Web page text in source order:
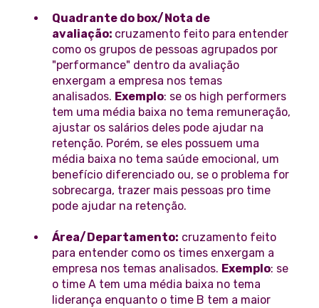
Quadrante do box/Nota de
avaliação: cruzamento feito para entender
como os grupos de pessoas agrupados por
"performance" dentro da avaliação
enxergam a empresa nos temas
analisados. Exemplo: se os high performers
tem uma média baixa no tema remuneração,
ajustar os salários deles pode ajudar na
retenção. Porém, se eles possuem uma
média baixa no tema saúde emocional, um
benefício diferenciado ou, se o problema for
sobrecarga, trazer mais pessoas pro time
pode ajudar na retenção.
Área/Departamento: cruzamento feito
para entender como os times enxergam a
empresa nos temas analisados. Exemplo: se
o time A tem uma média baixa no tema
liderança enquanto o time B tem a maior